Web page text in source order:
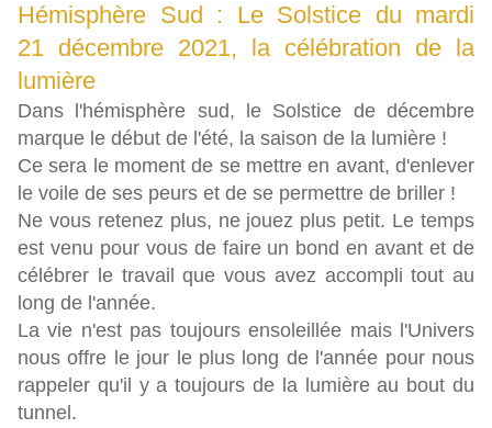
Hémisphère Sud : Le Solstice du mardi
21 décembre 2021, la célébration de la
lumière
Dans l'hémisphère sud, le Solstice de décembre
marque le début de l'été, la saison de la lumière !
Ce sera le moment de se mettre en avant, d'enlever
le voile de ses peurs et de se permettre de briller !
Ne vous retenez plus, ne jouez plus petit. Le temps
est venu pour vous de faire un bond en avant et de
célébrer le travail que vous avez accompli tout au
long de l'année.
La vie n'est pas toujours ensoleillée mais l'Univers
nous offre le jour le plus long de l'année pour nous
rappeler qu'il y a toujours de la lumière au bout du
tunnel.